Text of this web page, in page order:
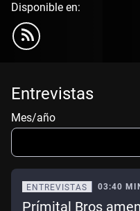
Disponible en:
Entrevistas
Mes/año
ENTREVISTAS 03:40
Prímital Bros